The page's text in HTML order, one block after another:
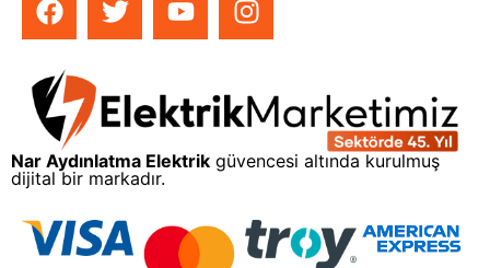
Nar Aydınlatma Elektrik güvencesi altında kurulmuş
dijital bir markadır.